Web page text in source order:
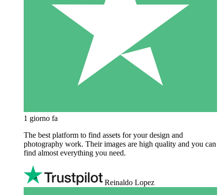
1 giorno fa
The best platform to find assets for your design and
photography work. Their images are high quality and you can
find almost everything you need.
Reinaldo Lopez